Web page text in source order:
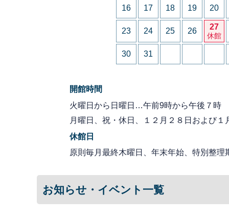
16 17 18 19 20
23 24 25 26 27
休館
30 31
開館時間
火曜日から日曜日…午前9時から午後７時
月曜日、祝・休日、１２月２８日および
休館日
原則毎月最終木曜日、年末年始、特別整理
お知らせ・イベント一覧